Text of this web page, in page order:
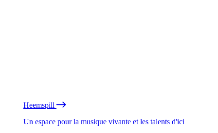
Heemspill
Un espace pour la musique vivante et les talents d'ici